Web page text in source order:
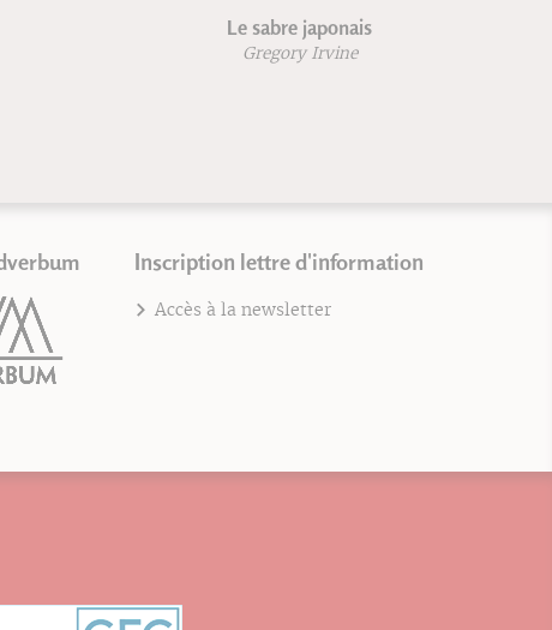
Inscription lettre d'information
Accès à la newsletter